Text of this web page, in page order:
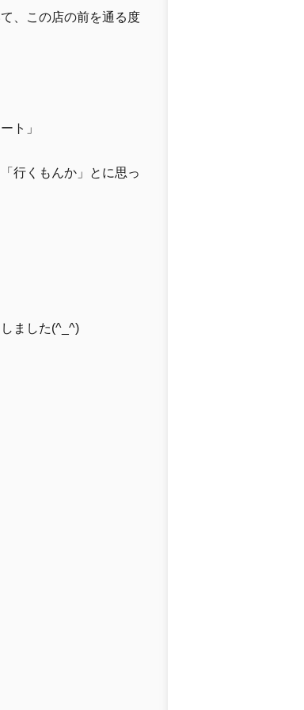
、この店の前を通る度
ト」
行くもんか」とに思っ
ました(^_^)